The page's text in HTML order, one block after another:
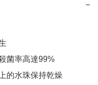
−
菌率高達99%
的水珠保持乾燥